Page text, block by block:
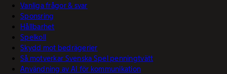
Vanliga frågor & svar
Sponsring
Hållbarhet
Spelkoll
Skydd mot bedrägerier
Så motverkar Svenska Spel penningtvätt
Användning av AI för kommunikation